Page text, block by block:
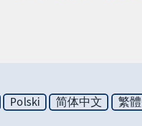
繁
简体中文
Polski